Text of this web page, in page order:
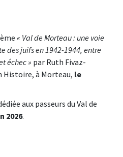
« Val de Morteau : une voie
des juifs en 1942-1944, entre
échec » par Ruth Fivaz-
Histoire, à Morteau, le
aux passeurs du Val de
2026.